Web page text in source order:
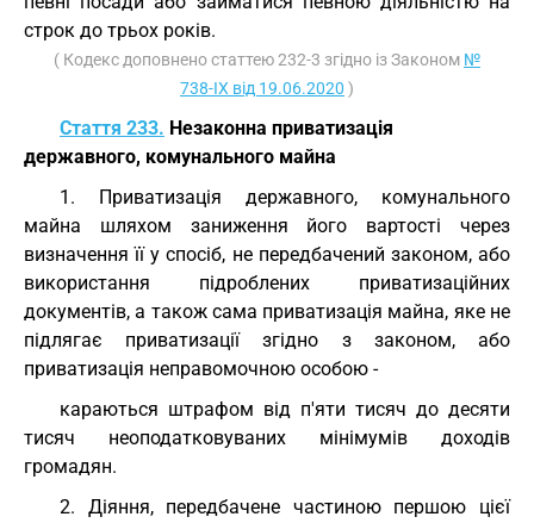
строк до трьох років.
( Кодекс доповнено статтею 232-3 згідно із Законом №
738-IX від 19.06.2020 )
Стаття 233. Незаконна приватизація
державного, комунального майна
1. Приватизація державного, комунального
майна шляхом заниження його вартості через
визначення її у спосіб, не передбачений законом, або
використання підроблених приватизаційних
документів, а також сама приватизація майна, яке не
підлягає приватизації згідно з законом, або
приватизація неправомочною особою -
караються штрафом від п'яти тисяч до десяти
тисяч неоподатковуваних мінімумів доходів
громадян.
2. Діяння, передбачене частиною першою цієї